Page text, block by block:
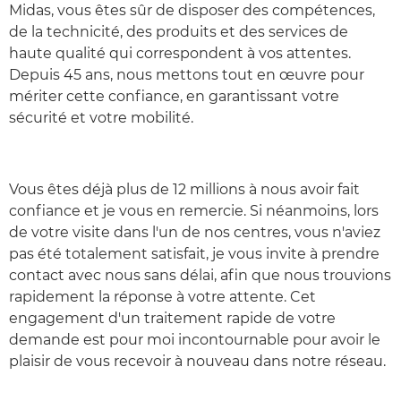
Midas, vous êtes sûr de disposer des compétences,
de la technicité, des produits et des services de
haute qualité qui correspondent à vos attentes.
Depuis 45 ans, nous mettons tout en œuvre pour
mériter cette confiance, en garantissant votre
sécurité et votre mobilité.
Vous êtes déjà plus de 12 millions à nous avoir fait
confiance et je vous en remercie. Si néanmoins, lors
de votre visite dans l'un de nos centres, vous n'aviez
pas été totalement satisfait, je vous invite à prendre
contact avec nous sans délai, afin que nous trouvions
rapidement la réponse à votre attente. Cet
engagement d'un traitement rapide de votre
demande est pour moi incontournable pour avoir le
plaisir de vous recevoir à nouveau dans notre réseau.